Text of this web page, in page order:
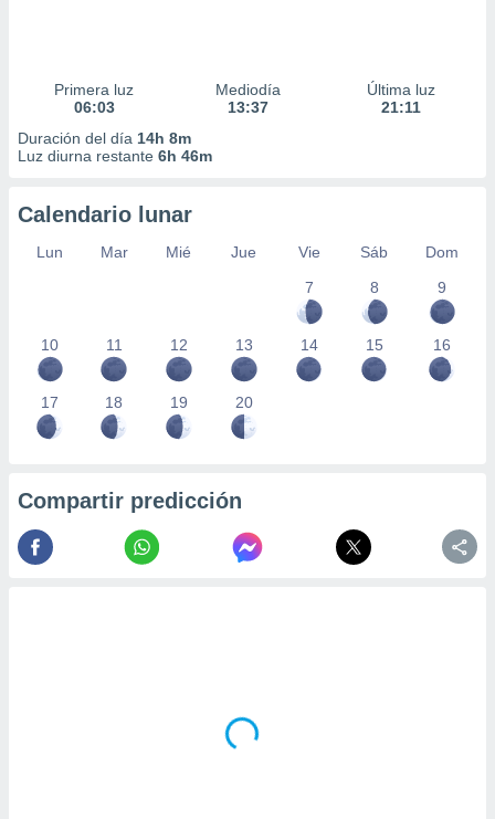
Primera luz
06:03
Mediodía
13:37
Última luz
21:11
Duración del día 14h 8m
Luz diurna restante 6h 46m
Calendario lunar
Lun Mar Mié Jue Vie Sáb
Dom
7
8 9
10 11 12 13 14 15 16
17 18 19 20
Compartir predicción